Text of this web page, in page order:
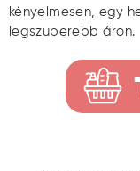
kényelmesen, egy
legszuperebb áron.